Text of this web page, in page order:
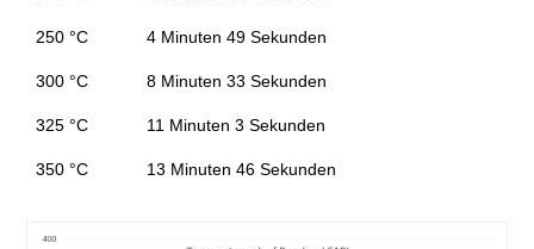
250 °C 4 Minuten 49 Sekunden
300 °C 8 Minuten 33 Sekunden
325 °C 11 Minuten 3 Sekunden
350 °C 13 Minuten 46 Sekunden